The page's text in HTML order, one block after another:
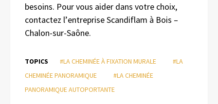
besoins. Pour vous aider dans votre choix,
contactez l’entreprise Scandiflam à Bois –
Chalon-sur-Saône.
TOPICS #LA CHEMINÉE À FIXATION MURALE
#LA
CHEMINÉE PANORAMIQUE
#LA CHEMINÉE
PANORAMIQUE AUTOPORTANTE